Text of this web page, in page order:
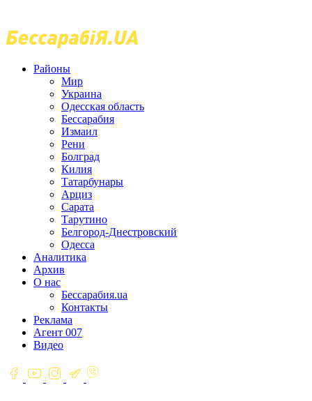
Районы
Мир
Украина
Одесская область
Бессарабия
Измаил
Рени
Болград
Килия
Татарбунары
Арциз
Сарата
Тарутино
Белгород-Днестровский
Одесса
Аналитика
Архив
О нас
Бессарабия.ua
Контакты
Реклама
Агент 007
Видео